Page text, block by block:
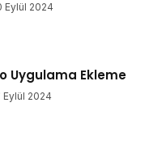
Eylül 2024
Uygulama Ekleme
Eylül 2024